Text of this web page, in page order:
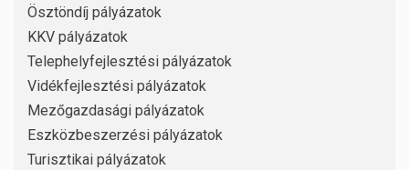
Ösztöndíj pályázatok
KKV pályázatok
Telephelyfejlesztési pályázatok
Vidékfejlesztési pályázatok
Mezőgazdasági pályázatok
Eszközbeszerzési pályázatok
Turisztikai pályázatok